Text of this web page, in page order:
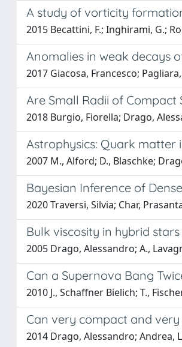
A study of vorticity
2015 Becattini, F.; Inghirami, G.;
Anomalies in weak decays
2017 Giacosa, Francesco;
Are Small Radii of Compact
2018 Burgio, Fiorella; Drago,
Astrophysics: Quark matter
2007 M., Alford; D., Blaschke;
Bayesian Inference of
2020 Traversi, Silvia; Char,
Bulk viscosity in hybrid stars
2005 Drago, Alessandro; A.,
Can a Supernova Bang
2010 J., Schaffner Bielich; T.,
Can very compact and
2014 Drago, Alessandro; Andrea,